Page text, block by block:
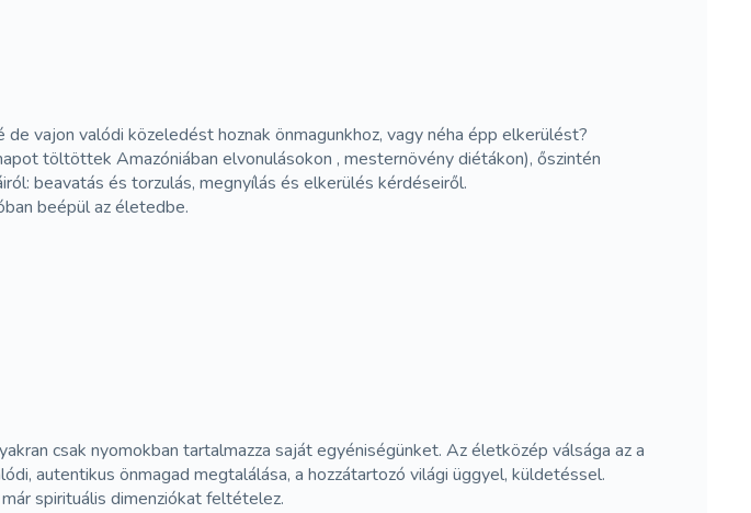
vajon valódi közeledést hoznak önmagunkhoz, vagy néha épp elkerülést?
töltöttek Amazóniában elvonulásokon , mesternövény diétákon), őszintén
beavatás és torzulás, megnyílás és elkerülés kérdéseiről.
beépül az életedbe.
csak nyomokban tartalmazza saját egyéniségünket. Az életközép válsága az a
autentikus önmagad megtalálása, a hozzátartozó világi üggyel, küldetéssel.
spirituális dimenziókat feltételez.